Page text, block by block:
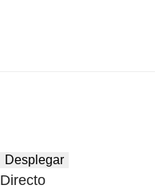
Desplegar
Directo